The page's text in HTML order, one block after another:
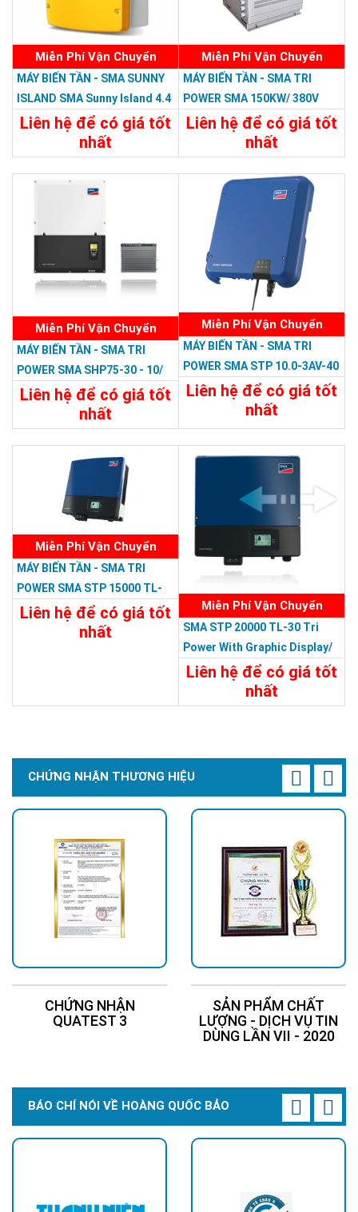
Miễn Phí Vận Chuyển
MÁY BIẾN TẦN - SMA SUNNY
ISLAND SMA Sunny Island 4.4
H-12
Liên hệ để có giá tốt
nhất
Miễn Phí Vận Chuyển
MÁY BIẾN TẦN - SMA TRI
POWER SMA 150KW/ 380V
Liên hệ để có giá tốt
nhất
Miễn Phí Vận Chuyển
MÁY BIẾN TẦN - SMA TRI
POWER SMA SHP75-30 - 10/
380V
Liên hệ để có giá tốt
nhất
Miễn Phí Vận Chuyển
MÁY BIẾN TẦN - SMA TRI
POWER SMA STP 10.0-3AV-40
Tri Power/380V 10 KW, 3 PHA
Liên hệ để có giá tốt
nhất
Miễn Phí Vận Chuyển
MÁY BIẾN TẦN - SMA TRI
POWER SMA STP 15000 TL-
10 Tri Power With Graphic
Display /380V
Liên hệ để có giá tốt
nhất
Miễn Phí Vận Chuyển
SMA STP 20000 TL-30 Tri
Power With Graphic Display/
380V
Liên hệ để có giá tốt
nhất
CHỨNG NHẬN THƯƠNG HIỆU
CHỨNG NHẬN
QUATEST 3
SẢN PHẨM CHẤT
LƯỢNG - DỊCH VỤ TIN
DÙNG LẦN VII - 2020
BÁO CHÍ NÓI VỀ HOÀNG QUỐC BẢO